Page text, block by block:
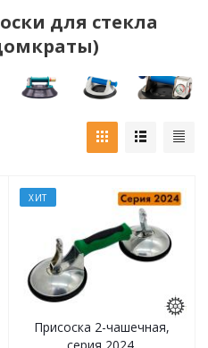
для стекла
ХИТ
Присоска 2-чашечная,